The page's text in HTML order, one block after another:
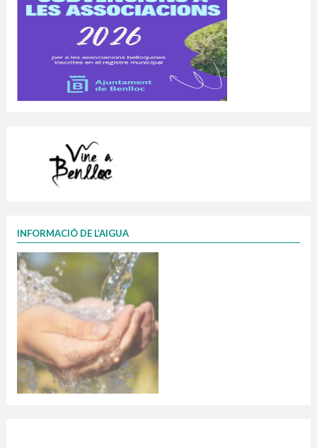
INFORMACIÓ DE L’AIGUA